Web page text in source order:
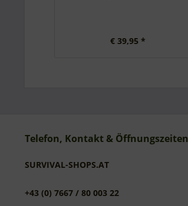
€ 39,95 *
Telefon, Kontakt & Öffnungszeiten
SURVIVAL-SHOPS.AT
+43 (0) 7667 / 80 003 22